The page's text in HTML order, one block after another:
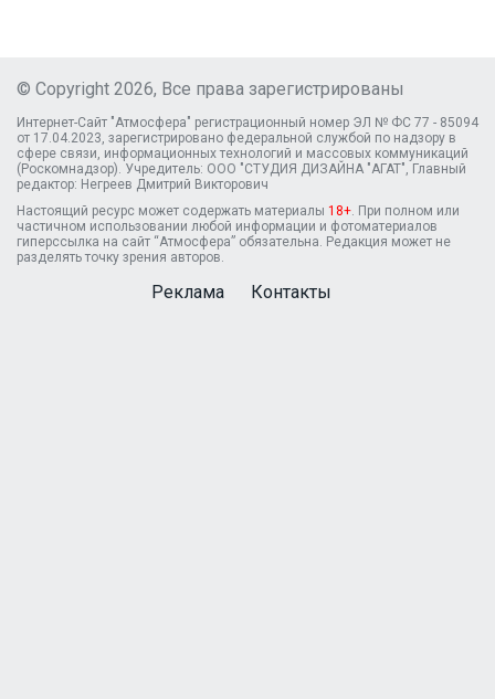
© Copyright 2026, Все права зарегистрированы
Интернет-Сайт "Атмосфера" регистрационный номер ЭЛ № ФС 77 - 85094
от 17.04.2023, зарегистрировано федеральной службой по надзору в
сфере связи, информационных технологий и массовых коммуникаций
(Роскомнадзор). Учредитель: ООО "СТУДИЯ ДИЗАЙНА "АГАТ", Главный
редактор: Негреев Дмитрий Викторович
Настоящий ресурс может содержать материалы 18+. При полном или
частичном использовании любой информации и фотоматериалов
гиперссылка на сайт “Атмосфера” обязательна. Редакция может не
разделять точку зрения авторов.
Реклама Контакты